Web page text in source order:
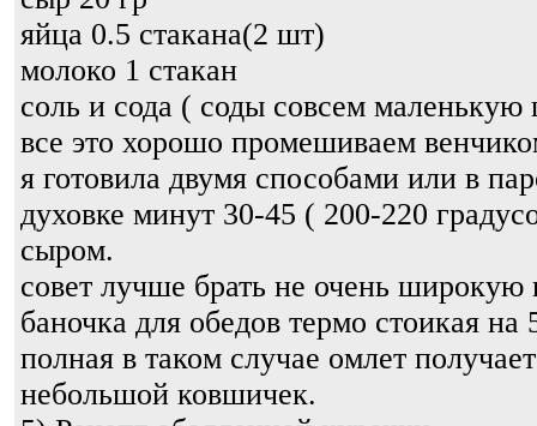
яйца 0.5 стакана(2 шт)
молоко 1 стакан
соль и сода ( соды совсем маленькую
все это хорошо промешиваем
я готовила двумя способами или в
духовке минут 30-45 ( 200-220
сыром.
совет лучше брать не очень
баночка для обедов термо стоикая на
полная в таком случае омлет
небольшой ковшичек.